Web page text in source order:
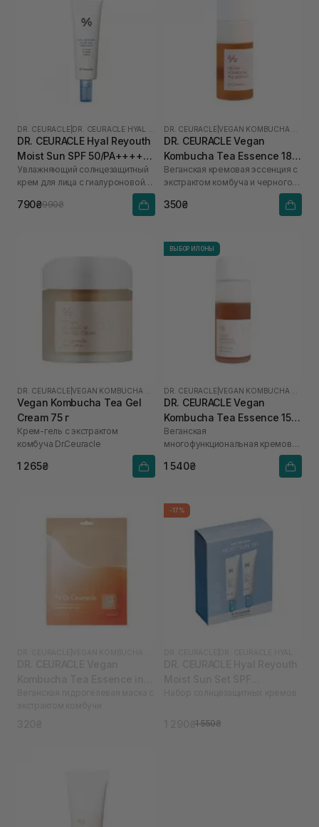
DR. CEURACLE
DR. CEURACLE Hyal Reyouth
Moist Sun SPF 50/PA++++
50 мл
Увлажняющий солнцезащитный
крем для лица с гиалуроновой
790₴990₴
DR. CEURACLE |
DR. CEURACLE Vegan
Kombucha Tea Essence 18
мл
Веганская кремовая эссенция с
экстрактом комбуча и черного
350₴
DR. CEURACLE |
Vegan Kombucha Tea Gel
Cream 75 г
Крем-гель с экстрактом
комбуча Dr.Ceuracle
1 265₴
ВЫБОР ИЛОНЫ
DR. CEURACLE |
DR. CEURACLE Vegan
Kombucha Tea Essence 150
мл
Веганская
многофункциональная кремовая
эссенция с экстрактом комбуча
и черного чая
1 540₴
-17%
1 290₴1 550₴